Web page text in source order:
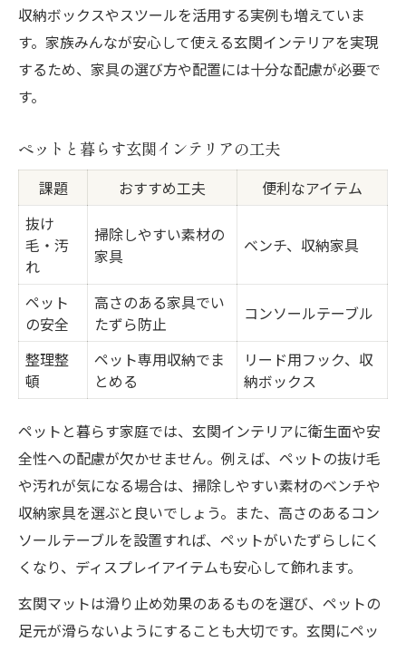
収納ボックスやスツールを活用する実例も増えていま
す。家族みんなが安心して使える玄関インテリアを実現
するため、家具の選び方や配置には十分な配慮が必要で
す。
ペットと暮らす玄関インテリアの工夫
課題 おすすめ工夫
便利なアイテム
抜け
毛・汚
れ
掃除しやすい素材の
家具
ベンチ、収納家具
ペット
の安全
高さのある家具でい
たずら防止
コンソールテーブル
整理整
頓
ペット専用収納でま
とめる
リード用フック、収
納ボックス
ペットと暮らす家庭では、玄関インテリアに衛生面や安
全性への配慮が欠かせません。例えば、ペットの抜け毛
や汚れが気になる場合は、掃除しやすい素材のベンチや
収納家具を選ぶと良いでしょう。また、高さのあるコン
ソールテーブルを設置すれば、ペットがいたずらしにく
くなり、ディスプレイアイテムも安心して飾れます。
玄関マットは滑り止め効果のあるものを選び、ペットの
足元が滑らないようにすることも大切です。玄関にペッ